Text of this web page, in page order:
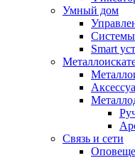
Умный дом
Системы
Smart
Связь и сети